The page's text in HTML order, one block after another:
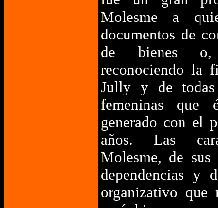
Molesme a
documentos de
de bienes o,
reconociendo la
Jully y de todas
femeninas que
generado con el
años. Las
Molesme, de sus
dependencias y
organizativo que